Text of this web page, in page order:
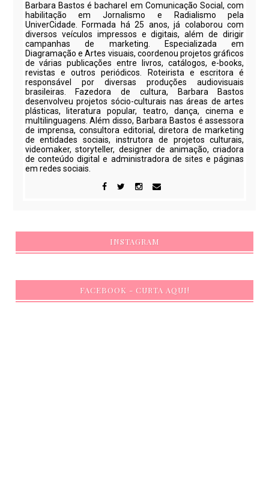
Barbara Bastos é bacharel em Comunicação Social, com
habilitação em Jornalismo e Radialismo pela
UniverCidade. Formada há 25 anos, já colaborou com
diversos veículos impressos e digitais, além de dirigir
campanhas de marketing. Especializada em
Diagramação e Artes visuais, coordenou projetos gráficos
de várias publicações entre livros, catálogos, e-books,
revistas e outros periódicos. Roteirista e escritora é
responsável por diversas produções audiovisuais
brasileiras. Fazedora de cultura, Barbara Bastos
desenvolveu projetos sócio-culturais nas áreas de artes
plásticas, literatura popular, teatro, dança, cinema e
multilinguagens. Além disso, Barbara Bastos é assessora
de imprensa, consultora editorial, diretora de marketing
de entidades sociais, instrutora de projetos culturais,
videomaker, storyteller, designer de animação, criadora
de conteúdo digital e administradora de sites e páginas
em redes sociais.
INSTAGRAM
FACEBOOK - CURTA AQUI!